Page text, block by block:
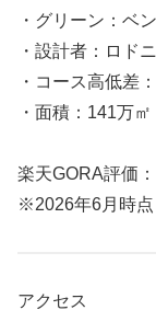
・グリーン：ベ
・設計者：ロド
・コース高低差
・面積：141万㎡
楽天GORA評価
※2026年6月時点
アクセス